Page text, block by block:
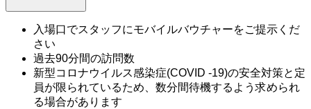
入場口でスタッフにモバイルバウチャーをご提示くだ
さい
過去90分間の訪問数
新型コロナウイルス感染症(COVID -19)の安全対策と定
員が限られているため、数分間待機するよう求められ
る場合があります